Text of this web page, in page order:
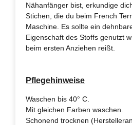
Nähanfänger bist, erkundige
Stichen, die du beim French
Maschine. Es sollte ein
Eigenschaft des Stoffs genutzt
beim ersten Anziehen reißt.
Pflegehinweise
Waschen bis 40° C.
Mit gleichen Farben waschen.
Schonend trocknen